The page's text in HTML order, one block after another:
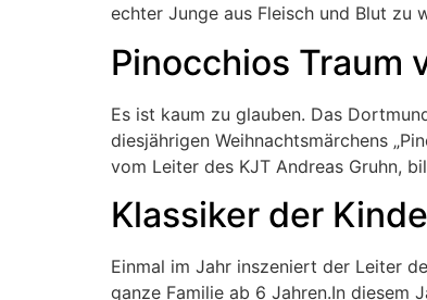
echter Junge aus Fleisch und Blut zu
Pinocchios Traum
Es ist kaum zu glauben. Das
diesjährigen Weihnachtsmärchens
vom Leiter des KJT Andreas Gruhn,
Klassiker der
Einmal im Jahr inszeniert der Leiter
ganze Familie ab 6 Jahren.In diesem